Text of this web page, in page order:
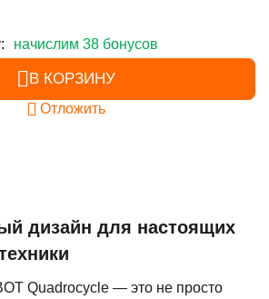
начислим 38 бонусов
В КОРЗИНУ
Отложить
дизайн для настоящих
Quadrocycle — это не просто